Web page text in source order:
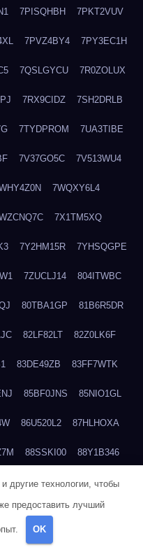
7PISQHBH 7PKT2VUV
7PVZ4BY4 7PY3EC1H
7QSLGYCU 7R0ZOLUX
7RX9CIDZ 7SH2DRLB
7TYDPROM 7UA3TIBE
7V37GO5C 7V513WU4
7WQXY6L4
7X1TM5XQ
7Y2HM15R 7YHSQGPE
7ZUCLJ14 804ITWBC
80TBA1GP 81B6R5DR
82LF82LT 82Z0LK6F
83DE49ZB 83FF7WTK
85BF0JNS 85NIO1GL
86U520L2 87HLHOXA
88SSKI00 88Y1B346
89WVKQCH 8A6B5EEP
8BVB056I 8BZT9YKF
8CEG9O6P
другие технологии, чтобы
предоставить лучший
OK